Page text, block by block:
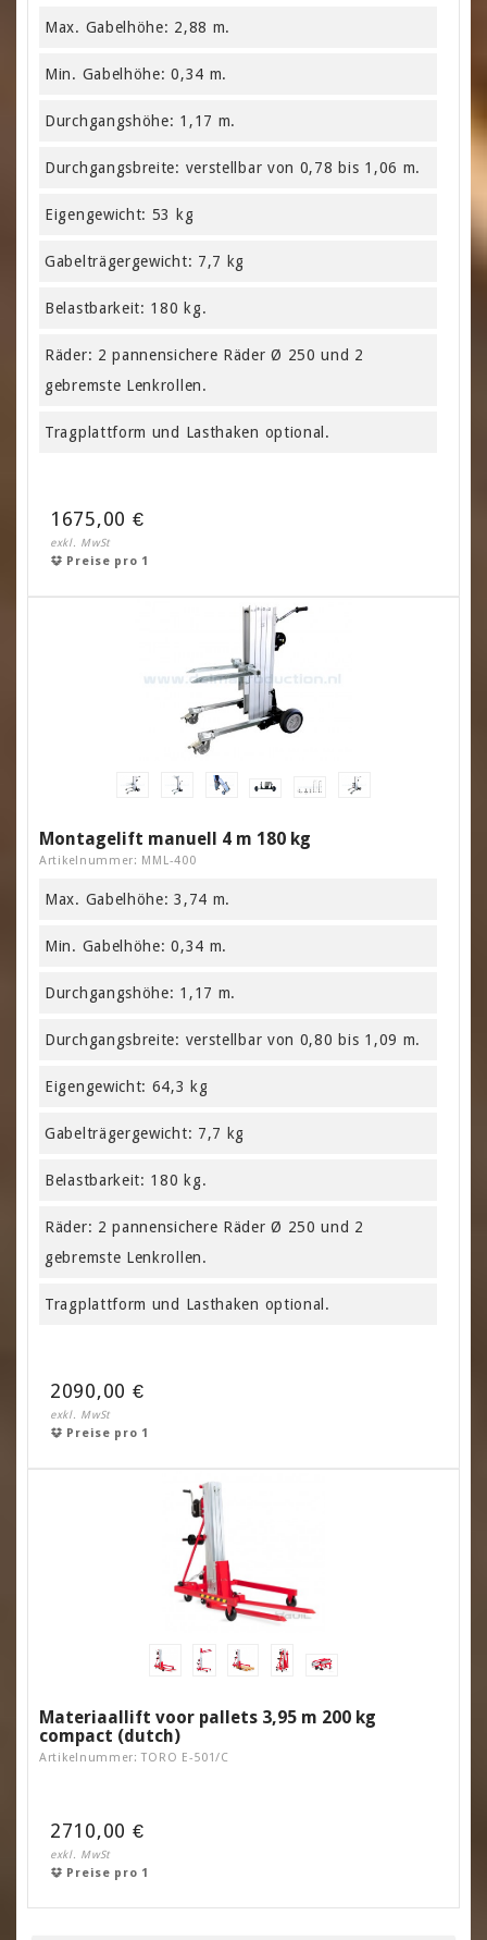
Max. Gabelhöhe: 2,88 m.
Min. Gabelhöhe: 0,34 m.
Durchgangshöhe: 1,17 m.
Durchgangsbreite: verstellbar von 0,78 bis 1,06 m.
Eigengewicht: 53 kg
Gabelträgergewicht: 7,7 kg
Belastbarkeit: 180 kg.
Räder: 2 pannensichere Räder Ø 250 und 2
gebremste Lenkrollen.
Tragplattform und Lasthaken optional.
1675,00 €
exkl. MwSt
Preise pro 1
Montagelift manuell 4 m 180 kg
Artikelnummer: MML-400
Max. Gabelhöhe: 3,74 m.
Min. Gabelhöhe: 0,34 m.
Durchgangshöhe: 1,17 m.
Durchgangsbreite: verstellbar von 0,80 bis 1,09 m.
Eigengewicht: 64,3 kg
Gabelträgergewicht: 7,7 kg
Belastbarkeit: 180 kg.
Räder: 2 pannensichere Räder Ø 250 und 2
gebremste Lenkrollen.
Tragplattform und Lasthaken optional.
2090,00 €
exkl. MwSt
Preise pro 1
Materiaallift voor pallets 3,95 m 200 kg
compact (dutch)
Artikelnummer: TORO E-501/C
2710,00 €
exkl. MwSt
Preise pro 1